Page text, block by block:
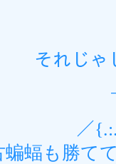
じゃじ
／
も勝てて